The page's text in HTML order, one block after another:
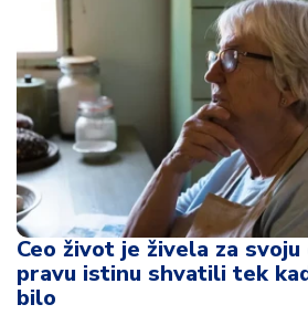
Ceo život je živela za svoju
pravu istinu shvatili tek
bilo